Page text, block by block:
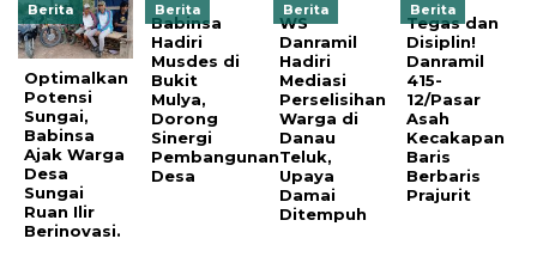
Berita
Optimalkan
Potensi
Sungai,
Babinsa
Ajak Warga
Desa
Sungai
Ruan Ilir
Berinovasi.
Berita
Babinsa
Hadiri
Musdes di
Bukit
Mulya,
Dorong
Sinergi
Pembangunan
Desa
Berita
WS
Danramil
Hadiri
Mediasi
Perselisihan
Warga di
Danau
Teluk,
Upaya
Damai
Ditempuh
Berita
Tegas dan
Disiplin!
Danramil
415-
12/Pasar
Asah
Kecakapan
Baris
Berbaris
Prajurit